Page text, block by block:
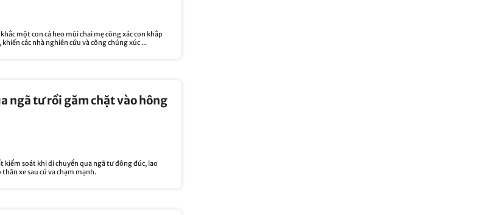
một con cá heo mũi chai mẹ cõng xác con khắp
các nhà nghiên cứu và công chúng xúc ...
ngã tư rồi găm chặt vào hông
kiểm soát khi di chuyển qua ngã tư đông đúc, lao
xe sau cú va chạm mạnh.